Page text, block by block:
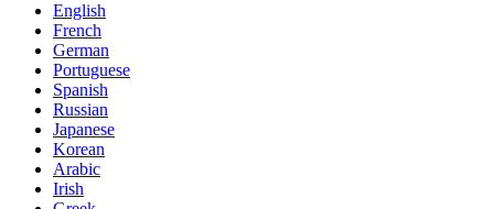
English
French
German
Portuguese
Spanish
Russian
Japanese
Korean
Arabic
Irish